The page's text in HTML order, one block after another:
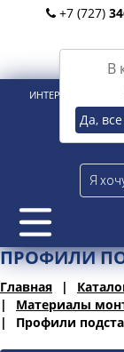
+7 (727)
В
Да,
ИНТЕРНЕТ-
ПРОФИЛИ
Главная
Материалы
Профили